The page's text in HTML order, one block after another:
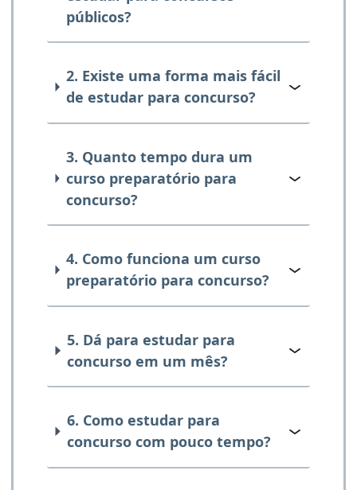
públicos?
2. Existe uma forma mais fácil
de estudar para concurso?
3. Quanto tempo dura um
curso preparatório para
concurso?
4. Como funciona um curso
preparatório para concurso?
5. Dá para estudar para
concurso em um mês?
6. Como estudar para
concurso com pouco tempo?